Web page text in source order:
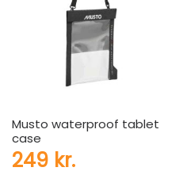
Musto waterproof tablet
case
249 kr.